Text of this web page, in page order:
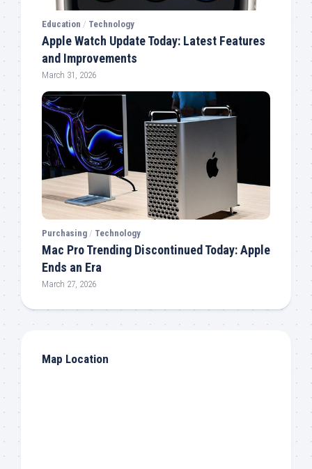
Education / Technology
Apple Watch Update Today: Latest Features
and Improvements
March 31, 2026
Purchasing / Technology
Mac Pro Trending Discontinued Today: Apple
Ends an Era
March 27, 2026
Map Location